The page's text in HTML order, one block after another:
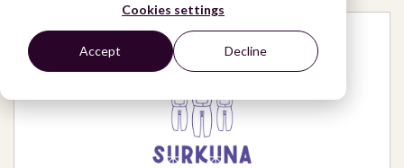
Cookies settings
Accept Decline